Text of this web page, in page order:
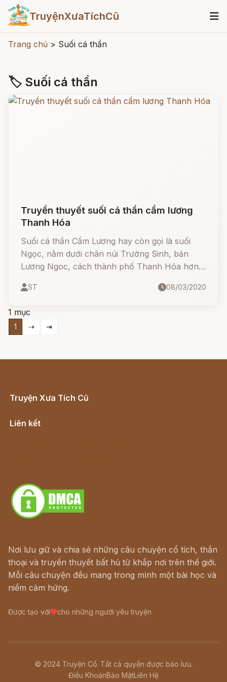
TruyệnXưaTíchCũ
Trang chủ > Suối cá thần
🏷 Suối cá thần
Truyền thuyết suối cá thần cẩm lương
Thanh Hóa
Suối cá thần Cẩm Lương hay còn gọi là suối
Ngọc, nằm dưới chân núi Trường Sinh, bản
Lương Ngoc, cách thành phố Thanh Hóa hơn
100m, rộng khoảng gần 4m nhưng lại có hàng
ST 08/03/2020
1 mục
1 ⇢ ⇥
Truyện Xưa Tích Cũ
Liên kết
Nơi lưu giữ và chia sẻ những câu chuyện cổ tích, thần
thoại và truyền thuyết bất hủ từ khắp nơi trên thế giới.
Mỗi câu chuyện đều mang trong mình một bài học và
niềm cảm hứng.
Được tạo với cho những người yêu truyện
© 2024 Truyện Cổ. Tất cả quyền được bảo lưu.
Điều KhoảnBảo MậtLiên Hệ